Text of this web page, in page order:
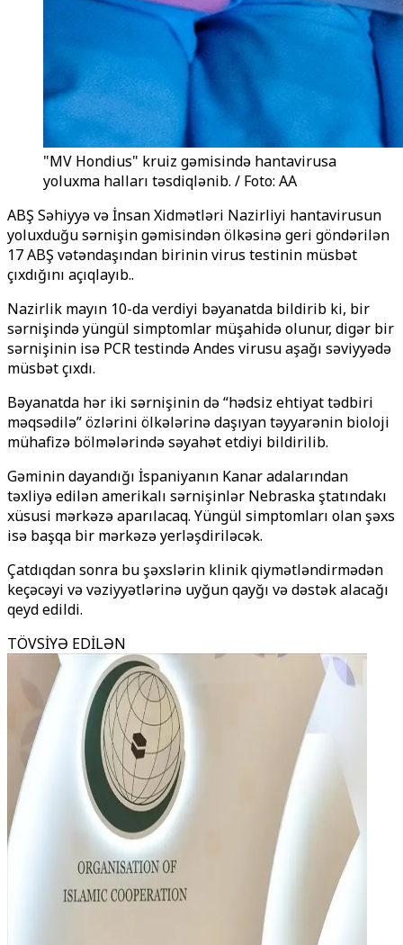
"MV Hondius" kruiz gəmisində hantavirusa
yoluxma halları təsdiqlənib. / Foto: AA
ABŞ Səhiyyə və İnsan Xidmətləri Nazirliyi hantavirusun
yoluxduğu sərnişin gəmisindən ölkəsinə geri göndərilən
17 ABŞ vətəndaşından birinin virus testinin müsbət
çıxdığını açıqlayıb..
Nazirlik mayın 10-da verdiyi bəyanatda bildirib ki, bir
sərnişində yüngül simptomlar müşahidə olunur, digər bir
sərnişinin isə PCR testində Andes virusu aşağı səviyyədə
müsbət çıxdı.
Bəyanatda hər iki sərnişinin də “hədsiz ehtiyat tədbiri
məqsədilə” özlərini ölkələrinə daşıyan təyyarənin bioloji
mühafizə bölmələrində səyahət etdiyi bildirilib.
Gəminin dayandığı İspaniyanın Kanar adalarından
təxliyə edilən amerikalı sərnişinlər Nebraska ştatındakı
xüsusi mərkəzə aparılacaq. Yüngül simptomları olan şəxs
isə başqa bir mərkəzə yerləşdiriləcək.
Çatdıqdan sonra bu şəxslərin klinik qiymətləndirmədən
keçəcəyi və vəziyyətlərinə uyğun qayğı və dəstək alacağı
qeyd edildi.
TÖVSİYƏ EDİLƏN